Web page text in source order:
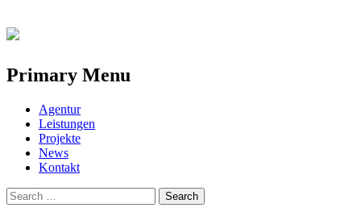
Primary Menu
Skip
content
Agentur
Leistungen
Projekte
News
Kontakt
Search
for: